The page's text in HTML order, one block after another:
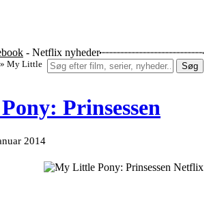
- Netflix nyheder
Søg
» My Little
Prinsessen
2014